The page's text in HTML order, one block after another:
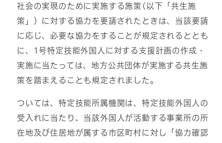
社会の実現のために実施する施策(以下「共生施
策」）に対する協力を要請されたときは、当該要請
に応じ、必要な協力をすることが規定されるととも
に、1号特定技能外国人に対する支援計画の作成・
実施に当たっては、地方公共団体が実施する共生施
策を踏まえることも規定されました。
ついては、特定技能所属機関は、特定技能外国人の
受入れに当たり、当該外国人が活動する事業所の所
在地及び住居地が属する市区町村に対し「協力確認